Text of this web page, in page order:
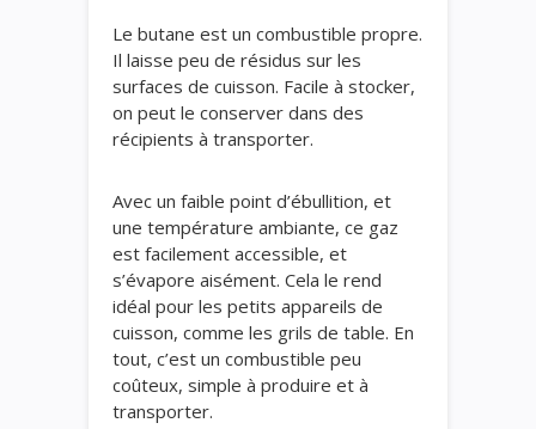
Le butane est un combustible propre.
Il laisse peu de résidus sur les
surfaces de cuisson. Facile à stocker,
on peut le conserver dans des
récipients à transporter.
Avec un faible point d’ébullition, et
une température ambiante, ce gaz
est facilement accessible, et
s’évapore aisément. Cela le rend
idéal pour les petits appareils de
cuisson, comme les grils de table. En
tout, c’est un combustible peu
coûteux, simple à produire et à
transporter.